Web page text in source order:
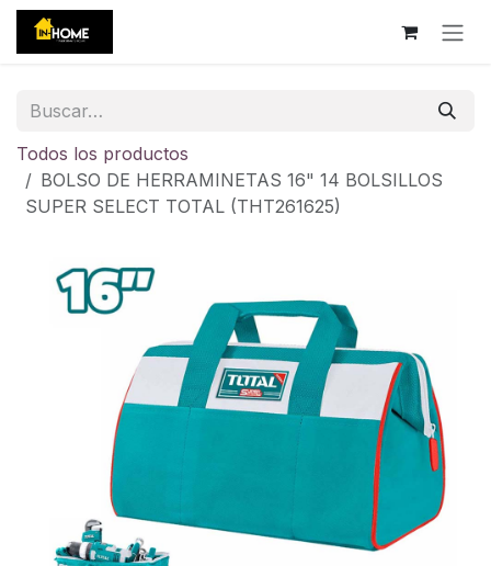
Ir al contenido
Todos los productos
BOLSO DE HERRAMINETAS 16" 14 BOLSILLOS
SUPER SELECT TOTAL (THT261625)